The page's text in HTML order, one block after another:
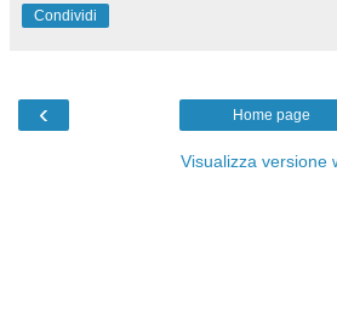
Condividi
‹ Home page
Visualizza versione